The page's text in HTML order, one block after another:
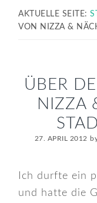
AKTUELLE SEITE:
VON NIZZA &
ÜBER
NIZZA
27. APRIL 2012
Ich durfte ein
und hatte die